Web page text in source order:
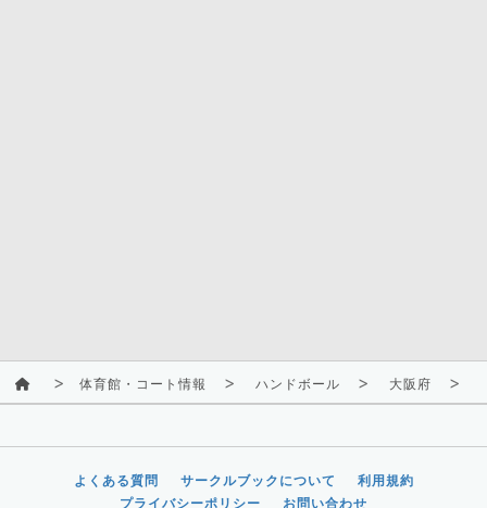
体育館・コート情報 ハンドボール 大阪府
よくある質問 サークルブックについて
利用規約
プライバシーポリシー
お問い合わせ